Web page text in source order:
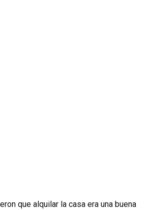
que alquilar la casa era una buena